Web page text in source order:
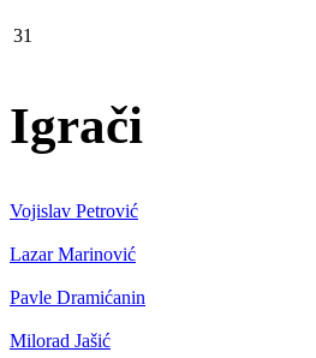
31
Igrači
Vojislav Petrović
Lazar Marinović
Pavle Dramićanin
Milorad Jašić